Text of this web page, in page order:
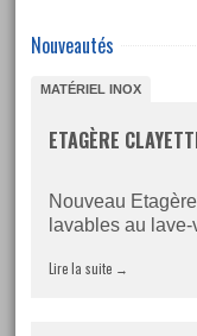
Nouveautés
MATÉRIEL INOX
ETAGÈRE
Nouveau
lavables au
Lire la suite →